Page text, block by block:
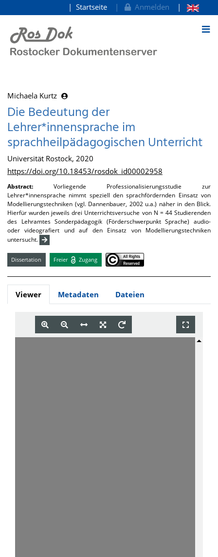
zum Inhalt
Startseite Anmelden
Michaela Kurtz
Die Bedeutung der
Lehrer*innensprache im
sprachheilpädagogischen Unterricht
Universität Rostock, 2020
https://doi.org/10.18453/rosdok_id00002958
Abstract: Vorliegende Professionalisierungsstudie zur
Lehrer*innensprache nimmt speziell den sprachfördernden Einsatz von
Modellierungstechniken (vgl. Dannenbauer, 2002 u.a.) näher in den Blick.
Hierfür wurden jeweils drei Unterrichtsversuche von N = 44 Studierenden
des Lehramtes Sonderpädagogik (Förderschwerpunkt Sprache) audio-
oder videografiert und auf den Einsatz von Modellierungstechniken
untersucht.
Dissertation Freier Zugang
Viewer Metadaten Dateien